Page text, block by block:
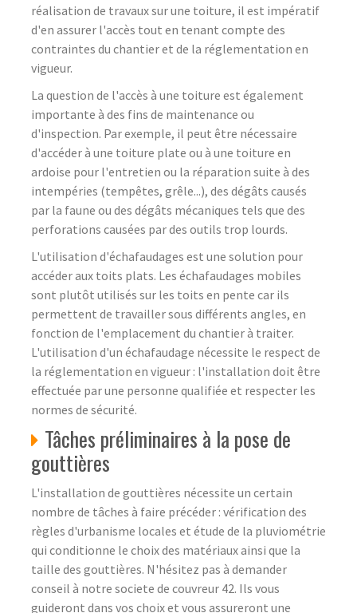
réalisation de travaux sur une toiture, il est impératif
d'en assurer l'accès tout en tenant compte des
contraintes du chantier et de la réglementation en
vigueur.
La question de l'accès à une toiture est également
importante à des fins de maintenance ou
d'inspection. Par exemple, il peut être nécessaire
d'accéder à une toiture plate ou à une toiture en
ardoise pour l'entretien ou la réparation suite à des
intempéries (tempêtes, grêle...), des dégâts causés
par la faune ou des dégâts mécaniques tels que des
perforations causées par des outils trop lourds.
L'utilisation d'échafaudages est une solution pour
accéder aux toits plats. Les échafaudages mobiles
sont plutôt utilisés sur les toits en pente car ils
permettent de travailler sous différents angles, en
fonction de l'emplacement du chantier à traiter.
L'utilisation d'un échafaudage nécessite le respect de
la réglementation en vigueur : l'installation doit être
effectuée par une personne qualifiée et respecter les
normes de sécurité.
Tâches préliminaires à la pose de
gouttières
L'installation de gouttières nécessite un certain
nombre de tâches à faire précéder : vérification des
règles d'urbanisme locales et étude de la pluviométrie
qui conditionne le choix des matériaux ainsi que la
taille des gouttières. N'hésitez pas à demander
conseil à notre societe de couvreur 42. Ils vous
guideront dans vos choix et vous assureront une